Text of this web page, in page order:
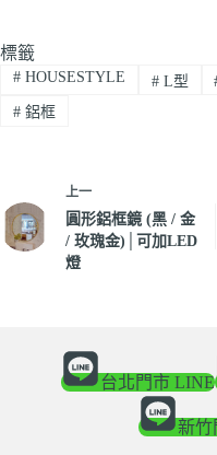
標籤
#HOUSESTYLE #L型
#鋁框
上一
圓形鋁框鏡 (黑 / 金
/ 玫瑰金)│可加LED
燈
台北門市 LINE
新竹